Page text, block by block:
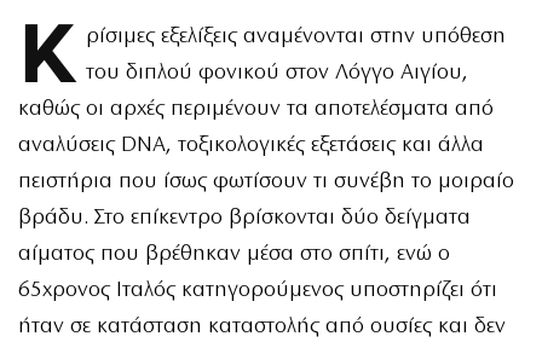
Κ ρίσιμες εξελίξεις αναμένονται στην υπόθεση
του διπλού φονικού στον Λόγγο Αιγίου,
καθώς οι αρχές περιμένουν τα αποτελέσματα από
αναλύσεις DNA, τοξικολογικές εξετάσεις και άλλα
πειστήρια που ίσως φωτίσουν τι συνέβη το μοιραίο
βράδυ. Στο επίκεντρο βρίσκονται δύο δείγματα
αίματος που βρέθηκαν μέσα στο σπίτι, ενώ ο
65χρονος Ιταλός κατηγορούμενος υποστηρίζει ότι
ήταν σε κατάσταση καταστολής από ουσίες και δεν